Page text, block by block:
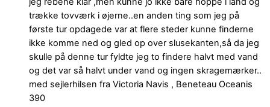
trække tovværk i øjerne..en anden ting som jeg på
første tur opdagede var at flere steder kunne finderne
ikke komme ned og gled op over slusekanten,så da jeg
skulle på denne tur fyldte jeg to findere halvt med vand
og det var så halvt under vand og ingen skragemærker..
med sejlerhilsen fra Victoria Navis , Beneteau Oceanis
390